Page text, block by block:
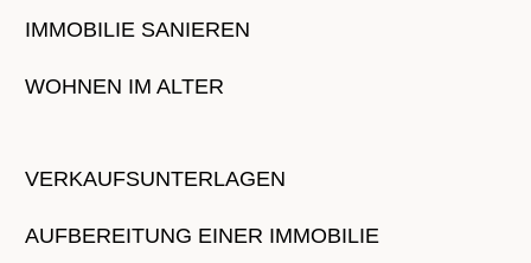
IMMOBILIE SANIEREN
WOHNEN IM ALTER
VERKAUFSUNTERLAGEN
AUFBEREITUNG EINER IMMOBILIE